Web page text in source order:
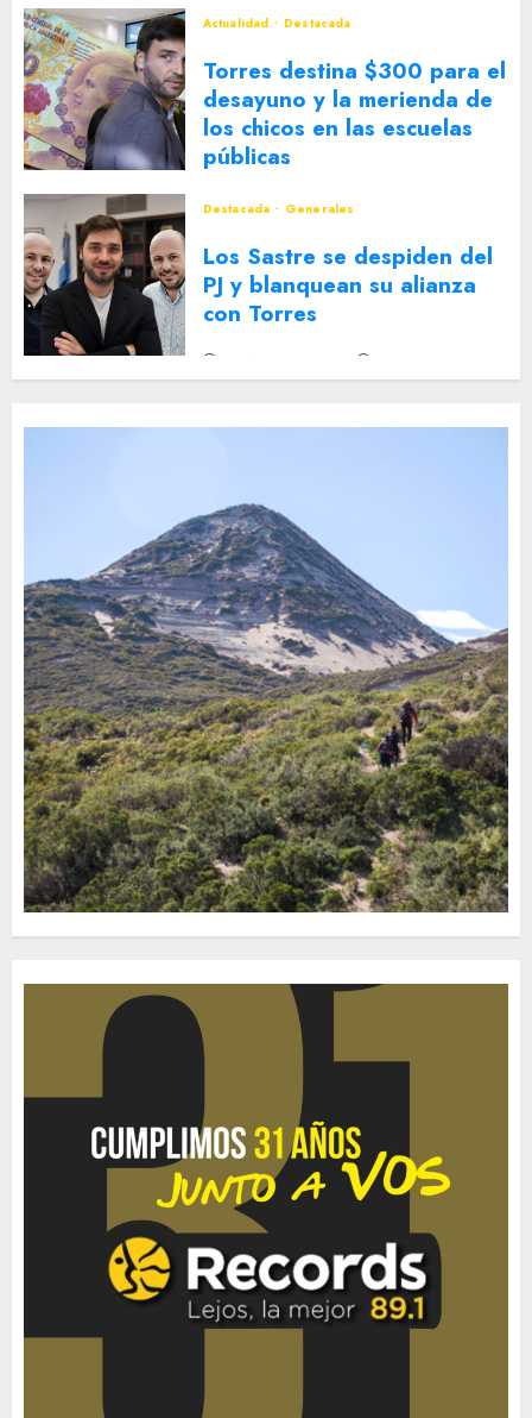
Actualidad Destacada
Torres destina $300 para el
desayuno y la merienda de
los chicos en las escuelas
públicas
5 DE AGOSTO DE 2026
Destacada Generales
Los Sastre se despiden del
PJ y blanquean su alianza
con Torres
2 DE AGOSTO DE 2026